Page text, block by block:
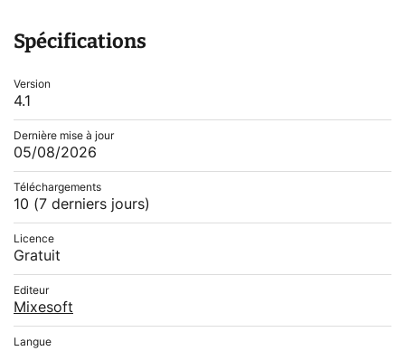
Spécifications
Version
4.1
Dernière mise à jour
05/08/2026
Téléchargements
10 (7 derniers jours)
Licence
Gratuit
Editeur
Mixesoft
Langue